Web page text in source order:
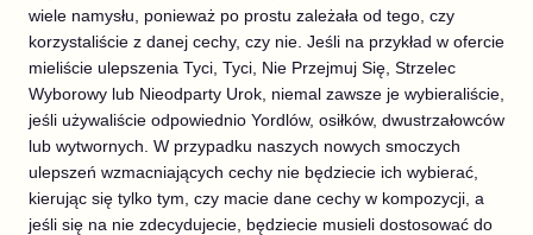
wiele namysłu, ponieważ po prostu zależała od tego, czy
korzystaliście z danej cechy, czy nie. Jeśli na przykład w ofercie
mieliście ulepszenia Tyci, Tyci, Nie Przejmuj Się, Strzelec
Wyborowy lub Nieodparty Urok, niemal zawsze je wybieraliście,
jeśli używaliście odpowiednio Yordlów, osiłków, dwustrzałowców
lub wytwornych. W przypadku naszych nowych smoczych
ulepszeń wzmacniających cechy nie będziecie ich wybierać,
kierując się tylko tym, czy macie dane cechy w kompozycji, a
jeśli się na nie zdecydujecie, będziecie musieli dostosować do